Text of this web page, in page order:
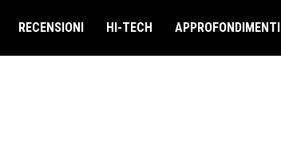
RECENSIONI HI-TECH APPROFONDIMENTI